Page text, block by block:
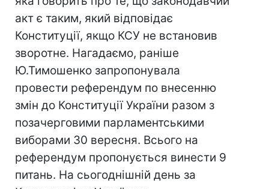
акт є таким, який відповідає
Конституції, якщо КСУ не встановив
зворотне. Нагадаємо, раніше
Ю.Тимошенко запропонувала
провести референдум по внесенню
змін до Конституції України разом з
позачерговими парламентськими
виборами 30 вересня. Всього на
референдум пропонується винести 9
питань. На сьогоднішній день за